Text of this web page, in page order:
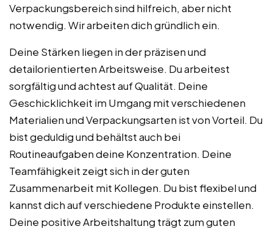
Verpackungsbereich sind hilfreich, aber nicht
notwendig. Wir arbeiten dich gründlich ein.
Deine Stärken liegen in der präzisen und
detailorientierten Arbeitsweise. Du arbeitest
sorgfältig und achtest auf Qualität. Deine
Geschicklichkeit im Umgang mit verschiedenen
Materialien und Verpackungsarten ist von Vorteil. Du
bist geduldig und behältst auch bei
Routineaufgaben deine Konzentration. Deine
Teamfähigkeit zeigt sich in der guten
Zusammenarbeit mit Kollegen. Du bist flexibel und
kannst dich auf verschiedene Produkte einstellen.
Deine positive Arbeitshaltung trägt zum guten